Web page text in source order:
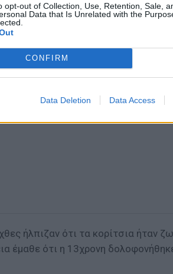
opt-out of Collection, Use, Retention, Sale,
Data that Is Unrelated with the
CONFIRM
Data Deletion Data Access
ήλπιζαν ότι τα κορίτσια ήταν
έμαθε ότι η 13χρονη